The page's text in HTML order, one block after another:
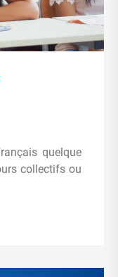
quelque
collectifs ou